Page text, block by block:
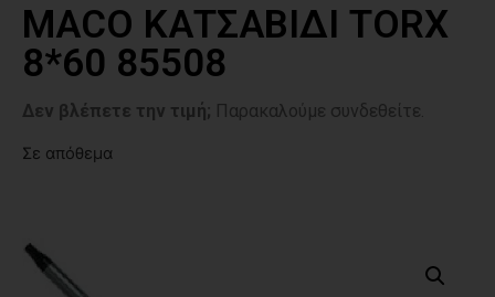
MACO ΚΑΤΣΑΒΙΔΙ ΤΟRΧ
8*60 85508
Δεν βλέπετε την τιμή; Παρακαλούμε συνδεθείτε.
Σε απόθεμα